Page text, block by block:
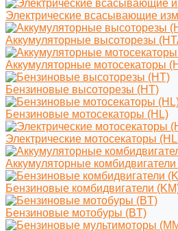
Электрические всасывающие
Аккумуляторные высоторезы
Аккумуляторные мотосекаторы
Бензиновые высоторезы (HT)
Бензиновые мотосекаторы (HL)
Электрические мотосекаторы
Аккумуляторные
Бензиновые комбидвигатели
Бензиновые мотобуры (BT)